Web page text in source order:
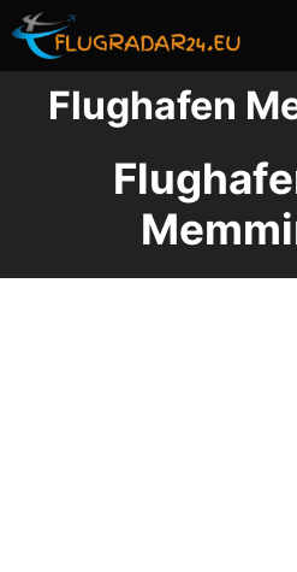
Zum
Inhalt
springen
Flughafen